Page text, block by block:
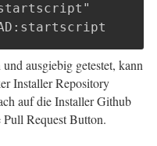
startscript"
ausgiebig getestet, kann
Installer Repository
auf die Installer Github
Request Button.